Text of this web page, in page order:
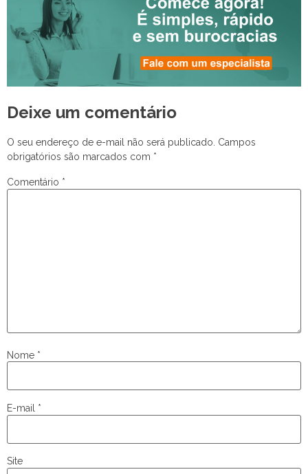
Deixe um comentário
O seu endereço de e-mail não será publicado. Campos
obrigatórios são marcados com *
Comentário *
Nome *
E-mail *
Site